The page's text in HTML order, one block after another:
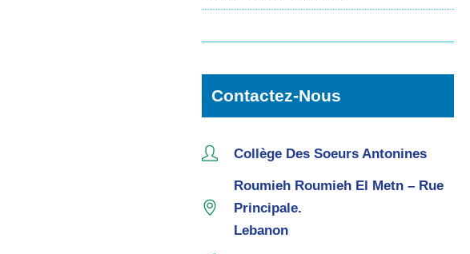
Contactez-Nous
Collège Des Soeurs Antonines
Roumieh Roumieh El Metn – Rue
Principale.
Lebanon